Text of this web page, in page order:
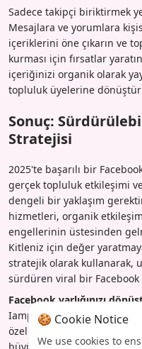
Sadece takipçi biriktirmek
Mesajlara ve yorumlara
içeriklerini öne çıkarın ve
kurması için fırsatlar
içeriğinizi organik olarak
topluluk üyelerine
Sonuç:
Stratejisi
2025'te başarılı bir
gerçek topluluk etkileşimi
dengeli bir yaklaşım
hizmetleri, organik
engellerinin üstesinden
Kitleniz için değer
stratejik olarak kullanarak,
sürdüren viral bir
Facebook varlığınızı
Iamprovider, 2025'in
özelleştirilmiş büyüme
büyüme paketlerimiz ve
🍪 Cookie Notice
We use cookies to